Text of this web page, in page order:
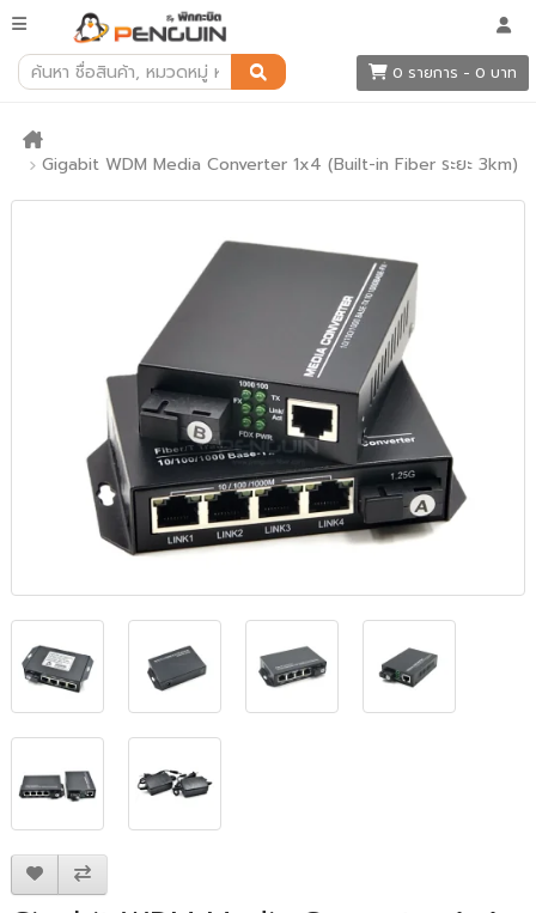
0 รายการ - 0 บาท
Gigabit WDM Media Converter 1x4 (Built-in Fiber ระยะ 3km)